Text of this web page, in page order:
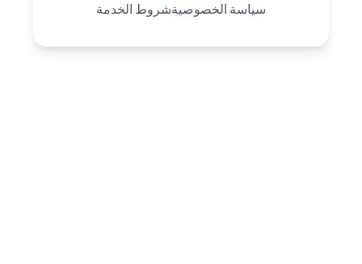
سياسة الخصوصيةشروط الخدمة